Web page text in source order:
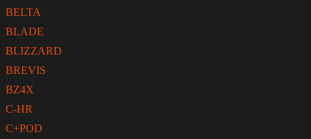
BELTA
BLADE
BLIZZARD
BREVIS
BZ4X
C-HR
C+POD